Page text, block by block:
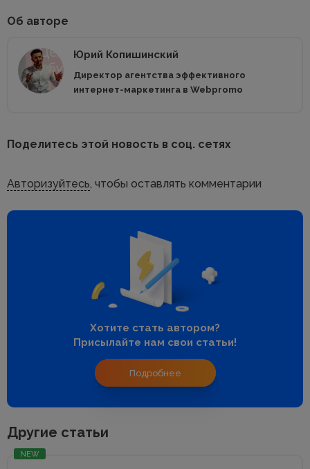
Об авторе
Юрий Копишинский
Директор агентства эффективного
интернет-маркетинга в Webpromo
Поделитесь этой новость в соц. сетях
Авторизуйтесь, чтобы оставлять комментарии
Хотите стать автором?
Присылайте нам свои статьи!
Подробнее
Другие статьи
NEW